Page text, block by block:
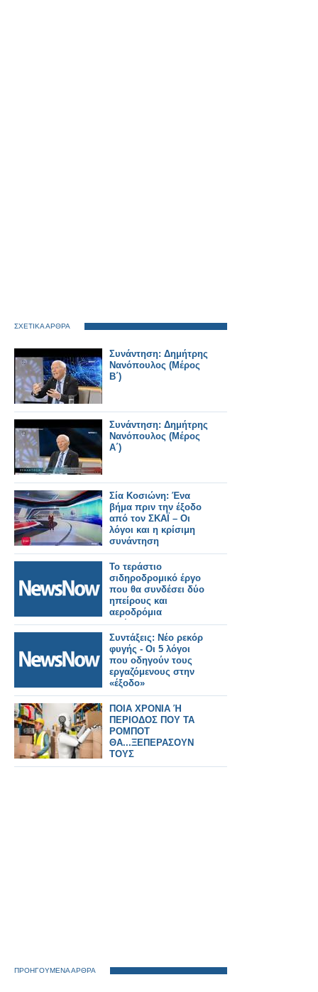
ΣΧΕΤΙΚΑ ΑΡΘΡΑ
Συνάντηση: Δημήτρης
Νανόπουλος (Μέρος
Β΄)
Συνάντηση: Δημήτρης
Νανόπουλος (Μέρος
Α΄)
Σία Κοσιώνη: Ένα
βήμα πριν την έξοδο
από τον ΣΚΑΪ – Οι
λόγοι και η κρίσιμη
συνάντηση
Το τεράστιο
σιδηροδρομικό έργο
που θα συνδέσει δύο
ηπείρους και
αεροδρόμια
εισέρχεται σε μια
κρίσιμη φάση με 6,75
δισεκατομμύρια.
Συντάξεις: Νέο ρεκόρ
φυγής - Οι 5 λόγοι
που οδηγούν τους
εργαζόμενους στην
«έξοδο»
ΠΟΙΑ ΧΡΟΝΙΑ Ή
ΠΕΡΙΟΔΟΣ ΠΟΥ ΤΑ
ΡΟΜΠΟΤ
ΘΑ...ΞΕΠΕΡΑΣΟΥΝ
ΤΟΥΣ
ΕΡΓΑΖΟΜΕΝΟΥΣ
ΠΡΟΗΓΟΥΜΕΝΑ ΑΡΘΡΑ